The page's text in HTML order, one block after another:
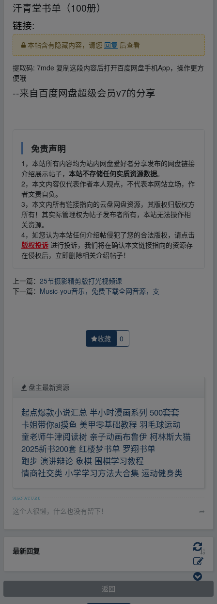
汗青堂书单（100册）
链接:
本帖含有隐藏内容，请您 回复 后查看
提取码: 7mde 复制这段内容后打开百度网盘手机App，操作更方
便哦
--来自百度网盘超级会员v7的分享
免责声明
1，本站所有内容均为站内网盘爱好者分享发布的网盘链接
介绍展示帖子， 本站不存储任何实质资源数据。
2，本文内容仅代表作者本人观点，不代表本网站立场，作
者文责自负。
3，本文内所有链接指向的云盘网盘资源，其版权归版权方
所有！其实际管理权为帖子发布者所有，本站无法操作相
关资源。
4，如您认为本站任何介绍帖侵犯了您的合法版权，请点击
版权投诉 进行投诉，我们将在确认本文链接指向的资源存
在侵权后，立即删除相关介绍帖子！
上一篇： 25节摄影精剪版打光视频课
下一篇： Music-you音乐，免费下载全网音源，支
收藏 0
盘主最新资源
起点爆款小说汇总 半小时漫画系列 500套套
卡姐带你ai摸鱼 美甲零基础教程 羽毛球运动
童老师牛津阅读树 亲子动画布鲁伊 柯林斯大猫
2025新书200套 红楼梦书单 罗翔书单
跑步 演讲辩论 象棋 围棋学习教程
情商社交类 小学学习方法大合集 运动健身类
这个人很懒，什么也没有留下！ ➦
最新回复
返回